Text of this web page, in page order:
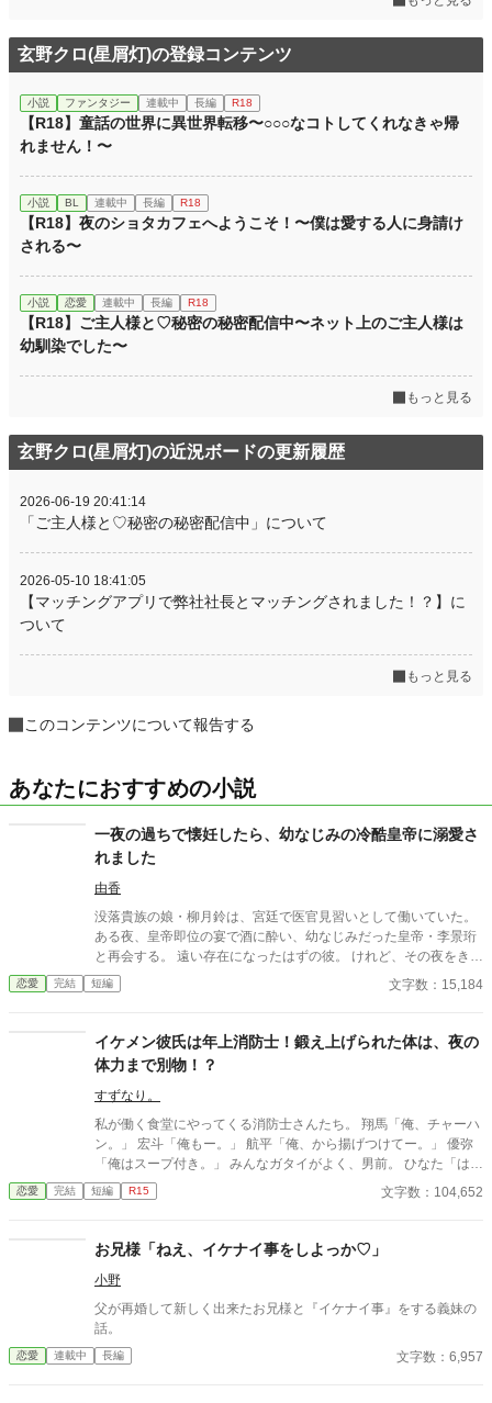
玄野クロ(星屑灯)の登録コンテンツ
小説 ファンタジー 連載中 長編 R18
【R18】童話の世界に異世界転移〜○○○なコトしてくれなきゃ帰
れません！〜
小説 BL 連載中 長編 R18
【R18】夜のショタカフェへようこそ！〜僕は愛する人に身請け
される〜
小説 恋愛 連載中 長編 R18
【R18】ご主人様と♡秘密の秘密配信中〜ネット上のご主人様は
幼馴染でした〜
もっと見る
玄野クロ(星屑灯)の近況ボードの更新履歴
2026-06-19 20:41:14
「ご主人様と♡秘密の秘密配信中」について
2026-05-10 18:41:05
【マッチングアプリで弊社社長とマッチングされました！？】に
ついて
もっと見る
このコンテンツについて報告する
あなたにおすすめの小説
一夜の過ちで懐妊したら、幼なじみの冷酷皇帝に溺愛さ
れました
由香
没落貴族の娘・柳月鈴は、宮廷で医官見習いとして働いていた。
ある夜、皇帝即位の宴で酒に酔い、幼なじみだった皇帝・李景珩
と再会する。 遠い存在になったはずの彼。 けれど、その夜をきっ
かけに月鈴の運命は大きく動き出す。 冷酷と恐れられる皇帝が、
なぜか彼女だけには甘すぎて――。
恋愛 完結 短編 文字数：15,184
イケメン彼氏は年上消防士！鍛え上げられた体は、夜の
体力まで別物！？
すずなり。
私が働く食堂にやってくる消防士さんたち。 翔馬「俺、チャーハ
ン。」 宏斗「俺もー。」 航平「俺、から揚げつけてー。」 優弥
「俺はスープ付き。」 みんなガタイがよく、男前。 ひなた「はー
いっ。ちょっと待ってくださいねーっ。」 慌ただしい昼時を過ぎ
ると、私の仕事は終わる。 終わった後、私は行かなきゃいけない
ー。」 保育園に迎えに行かなきゃいけない子、『太陽』。 私は子
供と一緒に・・・暮らしてる。 ーーーーーーーーーーーーーーー
ー 翔馬「おいおい嘘だろ？」 宏斗「子供・・・いたんだ・・。」
航平「いくつん時の子だよ・・・・。」 優弥「マジか・・・。」
消防署で開かれたお祭りに連れて行った太陽。 太陽の存在を知っ
い。・・・太陽の『パパ』になる。」 「俺はひなたが好き
恋愛 完結 短編 R15 文字数：104,652
お兄様「ねえ、イケナイ事をしよっか♡」
小野
父が再婚して新しく出来たお兄様と『イケナイ事』をする義妹の
話。
恋愛 連載中 長編 文字数：6,957